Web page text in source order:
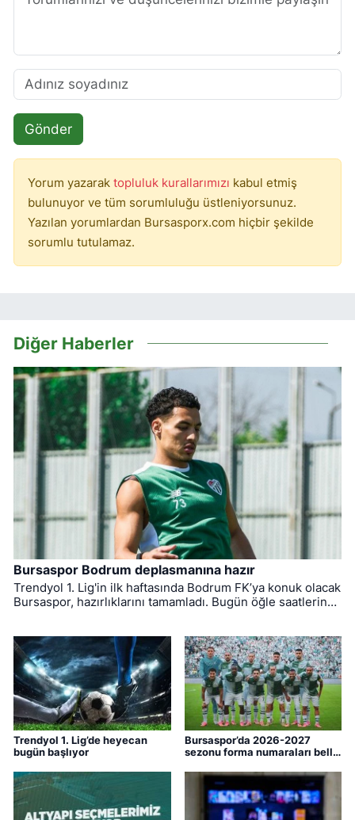
Gönder
Yorum yazarak topluluk kurallarımızı kabul etmiş
bulunuyor ve tüm sorumluluğu üstleniyorsunuz.
Yazılan yorumlardan Bursasporx.com hiçbir şekilde
sorumlu tutulamaz.
Diğer Haberler
Bursaspor Bodrum deplasmanına hazır
Trendyol 1. Lig'in ilk haftasında Bodrum FK’ya konuk olacak
Bursaspor, hazırlıklarını tamamladı. Bugün öğle saatlerinde
Trendyol 1. Lig’de heyecan
bugün başlıyor
Bursaspor’da 2026-2027
sezonu forma numaraları belli